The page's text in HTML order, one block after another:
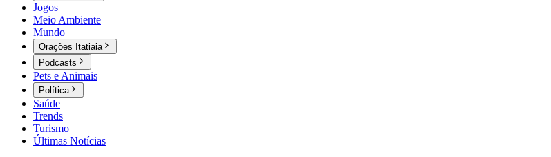
Jogos
Meio Ambiente
Mundo
Orações Itatiaia
Podcasts
Pets e Animais
Política
Saúde
Trends
Turismo
Últimas Notícias